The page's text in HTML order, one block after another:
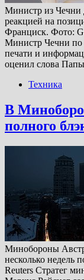
Министр из Чечни
реакцией на
Франциск. Фото:
Министр Чечни по
печати и
оценил слова
Техника
В
полного
Минобороны
несколько недель
Reuters Стратег